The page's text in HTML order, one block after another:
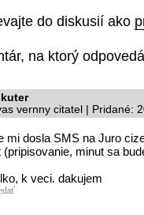
do diskusií ako
na ktorý
vernny citatel | Pridané:
mi dosla SMS na Juro
(pripisovanie, minut sa
k veci. dakujem